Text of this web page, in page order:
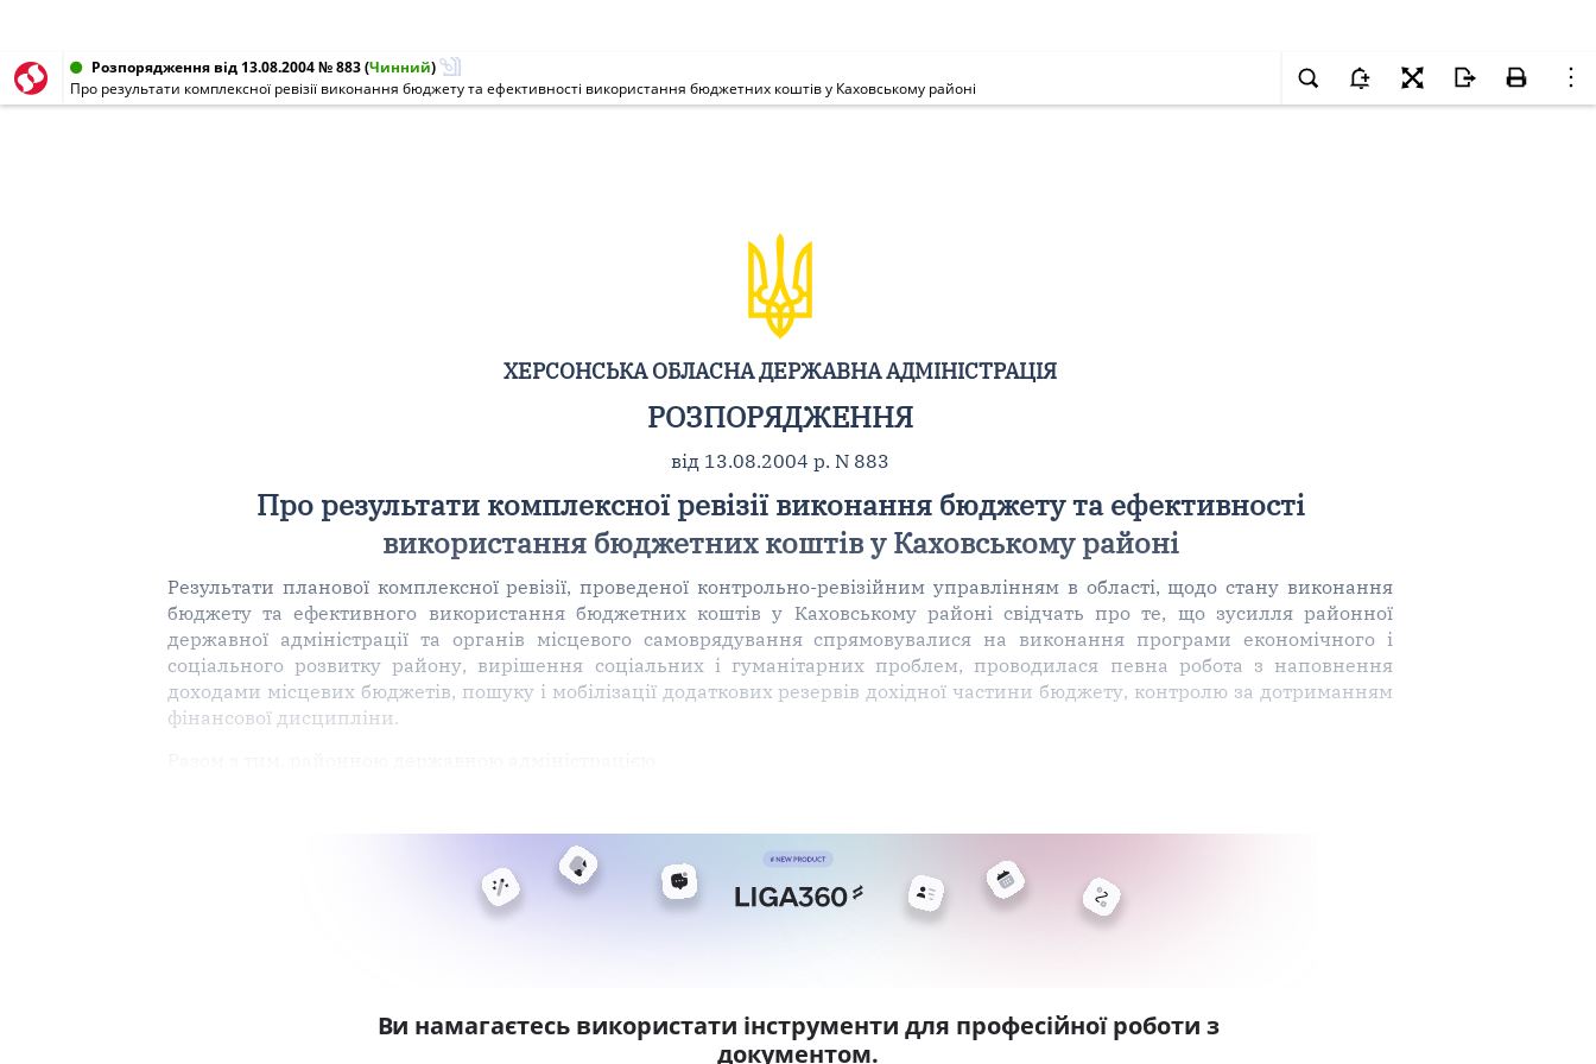
Розпорядження від 13.08.2004 № 883(Чинний)
Про результати комплексної ревізії виконання бюджету та ефективності використання бюджетних коштів у Каховському районі
ХЕРСОНСЬКА ОБЛАСНА ДЕРЖАВНА АДМІНІСТРАЦІЯ
РОЗПОРЯДЖЕННЯ
від 13.08.2004 р. N 883
Про результати комплексної ревізії виконання бюджету та ефективності
використання бюджетних коштів у Каховському районі
Результати планової комплексної ревізії, проведеної контрольно-ревізійним управлінням в області, щодо стану виконання
бюджету та ефективного використання бюджетних коштів у Каховському районі свідчать про те, що зусилля районної
державної адміністрації та органів місцевого самоврядування спрямовувалися на виконання програми економічного і
соціального розвитку району, вирішення соціальних і гуманітарних проблем, проводилася певна робота з наповнення
доходами місцевих бюджетів, пошуку і мобілізації додаткових резервів дохідної частини бюджету, контролю за дотриманням
фінансової дисципліни.
Ви намагаєтесь використати інструменти для професійної роботи з
документом.